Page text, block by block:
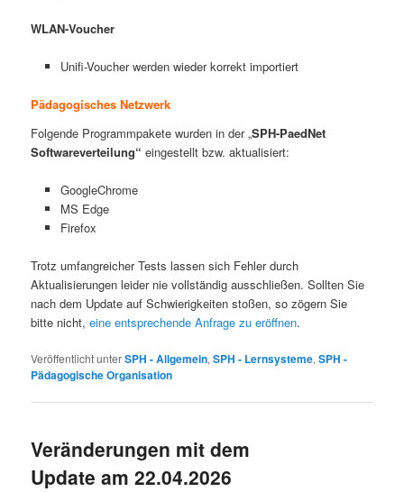
WLAN-Voucher
Unifi-Voucher werden wieder korrekt importiert
Pädagogisches Netzwerk
Folgende Programmpakete wurden in der „SPH-PaedNet
Softwareverteilung“ eingestellt bzw. aktualisiert:
GoogleChrome
MS Edge
Firefox
Trotz umfangreicher Tests lassen sich Fehler durch
Aktualisierungen leider nie vollständig ausschließen. Sollten Sie
nach dem Update auf Schwierigkeiten stoßen, so zögern Sie
bitte nicht,eine entsprechende Anfrage zu eröffnen.
Veröffentlicht unterSPH - Allgemein,SPH - Lernsysteme,SPH -
Pädagogische Organisation
Veränderungen mit dem
Update am 22.04.2026